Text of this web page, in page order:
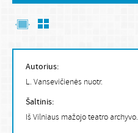
Autorius:
L. Vansevičienės nuotr.
Šaltinis:
Iš Vilniaus mažojo teatro archyvo.